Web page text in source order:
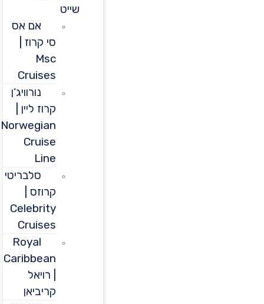
אם אס
סי קרוז |
Cruises
נורוויג’ן
קרוז ליין |
Norwegian
Cruise
סלבריטי
קרוזס |
Celebrity
Cruises
Royal
Caribbean
קריביאן